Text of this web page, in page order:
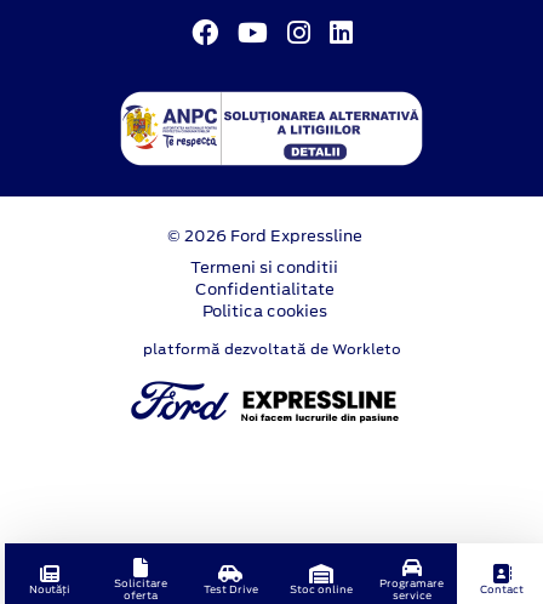
© 2026 Ford Expressline
Termeni si conditii
Confidentialitate
Politica cookies
platformă dezvoltată de Workleto
Noutăți
Solicitare
oferta
Test Drive Stoc online
Programare
service
Contact